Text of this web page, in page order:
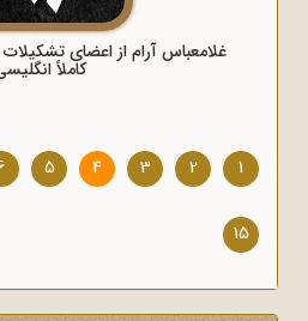
غلامعباس آرام از اعضای
کاملاً
1
2
3
4
5
15